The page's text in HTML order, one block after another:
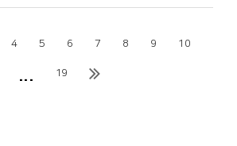
4 5 6 7 8 9 10
... 19